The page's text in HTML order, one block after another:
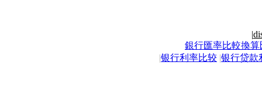
|
銀行匯率比較換算
|银行利率比较 |银行贷款